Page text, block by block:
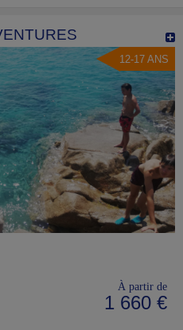
12-17 ANS
À partir de
1 660 €